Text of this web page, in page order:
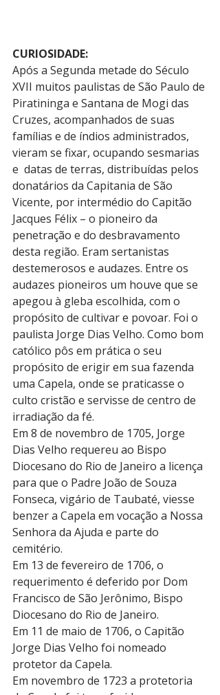
CURIOSIDADE:
Após a Segunda metade do Século
XVII muitos paulistas de São Paulo de
Piratininga e Santana de Mogi das
Cruzes, acompanhados de suas
famílias e de índios administrados,
vieram se fixar, ocupando sesmarias
e  datas de terras, distribuídas pelos
donatários da Capitania de São
Vicente, por intermédio do Capitão
Jacques Félix – o pioneiro da
penetração e do desbravamento
desta região. Eram sertanistas
destemerosos e audazes. Entre os
audazes pioneiros um houve que se
apegou à gleba escolhida, com o
propósito de cultivar e povoar. Foi o
paulista Jorge Dias Velho. Como bom
católico pôs em prática o seu
propósito de erigir em sua fazenda
uma Capela, onde se praticasse o
culto cristão e servisse de centro de
irradiação da fé.
Em 8 de novembro de 1705, Jorge
Dias Velho requereu ao Bispo
Diocesano do Rio de Janeiro a licença
para que o Padre João de Souza
Fonseca, vigário de Taubaté, viesse
benzer a Capela em vocação a Nossa
Senhora da Ajuda e parte do
cemitério.
Em 13 de fevereiro de 1706, o
requerimento é deferido por Dom
Francisco de São Jerônimo, Bispo
Diocesano do Rio de Janeiro.
Em 11 de maio de 1706, o Capitão
Jorge Dias Velho foi nomeado
protetor da Capela.
Em novembro de 1723 a protetoria